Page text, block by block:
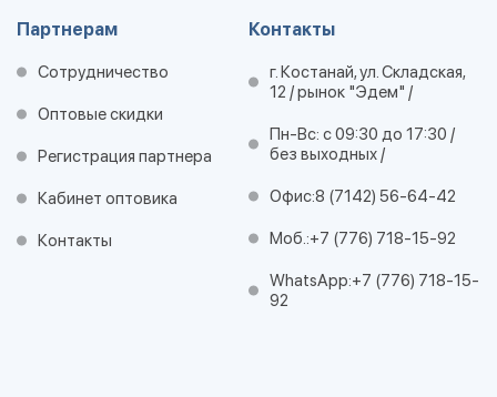
Партнерам
Сотрудничество
Оптовые скидки
Регистрация партнера
Кабинет оптовика
Контакты
Контакты
г. Костанай, ул. Складская,
12 / рынок "Эдем" /
Пн-Вс: с 09:30 до 17:30 /
без выходных /
Офис:8 (7142) 56-64-42
Моб.:+7 (776) 718-15-92
WhatsApp:+7 (776) 718-15-
92